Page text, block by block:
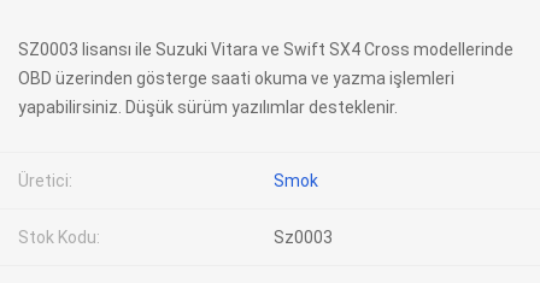
SZ0003 lisansı ile Suzuki Vitara ve Swift SX4 Cross modellerinde
OBD üzerinden gösterge saati okuma ve yazma işlemleri
yapabilirsiniz. Düşük sürüm yazılımlar desteklenir.
Üretici: Smok
Stok Kodu: Sz0003